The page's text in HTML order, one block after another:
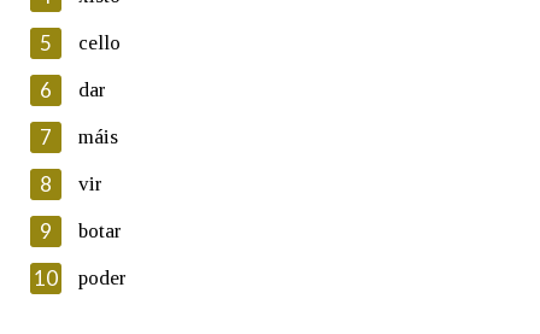
Lin e acepto as condicións da política de
Introduce o código que aparece na imaxe:
Texto de verificación
5 cello
6 dar
7 máis
8 vir
9 botar
10 poder